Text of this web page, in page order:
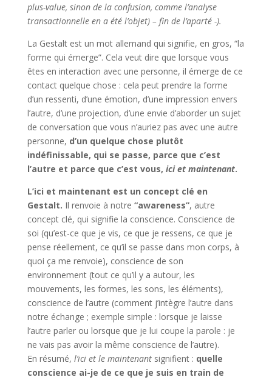
plus-value, sinon de la confusion, comme l’analyse
transactionnelle en a été l’objet) – fin de l’aparté -).
La Gestalt est un mot allemand qui signifie, en gros, “la
forme qui émerge”. Cela veut dire que lorsque vous
êtes en interaction avec une personne, il émerge de ce
contact quelque chose : cela peut prendre la forme
d’un ressenti, d’une émotion, d’une impression envers
l’autre, d’une projection, d’une envie d’aborder un sujet
de conversation que vous n’auriez pas avec une autre
personne, d’un quelque chose plutôt
indéfinissable, qui se passe, parce que c’est
l’autre et parce que c’est vous, ici et maintenant.
L’ici et maintenant est un concept clé en
Gestalt. Il renvoie à notre “awareness”, autre
concept clé, qui signifie la conscience. Conscience de
soi (qu’est-ce que je vis, ce que je ressens, ce que je
pense réellement, ce qu’il se passe dans mon corps, à
quoi ça me renvoie), conscience de son
environnement (tout ce qu’il y a autour, les
mouvements, les formes, les sons, les éléments),
conscience de l’autre (comment j’intègre l’autre dans
notre échange ; exemple simple : lorsque je laisse
l’autre parler ou lorsque que je lui coupe la parole : je
ne vais pas avoir la même conscience de l’autre).
En résumé, l’ici et le maintenant signifient : quelle
conscience ai-je de ce que je suis en train de